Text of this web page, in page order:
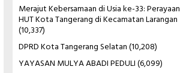
Merajut Kebersamaan di Usia ke-33: Perayaan
HUT Kota Tangerang di Kecamatan Larangan
(10,337)
DPRD Kota Tangerang Selatan(10,208)
YAYASAN MULYA ABADI PEDULI(6,099)